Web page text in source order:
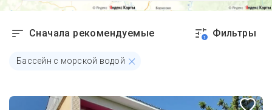
Сначала рекомендуемые 1 Фильтры
Бассейн с морской водой